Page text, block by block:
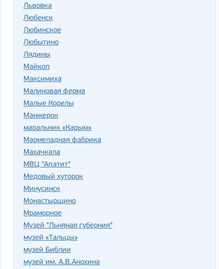
Львовка
Любенск
Любинское
Любытино
Лядины
Майкоп
Максимиха
Малиновая ферма
Малые Корелы
Манжерок
маральник «Карым»
Мармеладная фабрика
Махачкала
МВЦ "Апатит"
Медовый хуторок
Минусинск
Монастырщино
Мраморное
Музей "Льняная губерния"
музей «Тальцы»
музей Библии
музей им. А.В.Анохина